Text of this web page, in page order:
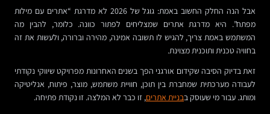
אבל הנה החלק החשוב באמת: גוגל של 2026 לא מדרגת “אתרים עם מילות
מפתח”. היא מדרגת אתרים שמצליחים לפתור כוונה. כלומר, להבין מה
המשתמש באמת צריך, להגיש לו תשובה אמינה, מהירה וברורה, ולעשות את זה
בחוויה טכנית ותוכנית מצוינת.
זאת בדיוק הסיבה שקידום אורגני הפך בשנים האחרונות מפרויקט שיווקי נקודתי
לעבודה מערכתית שמחברת בין תוכן, חוויית משתמש, מוצר, פיתוח, אנליטיקה
ומותג. עבור מי שעוסק בבניית אתרים, זו כבר לא המלצה. זו נקודת פתיחה.